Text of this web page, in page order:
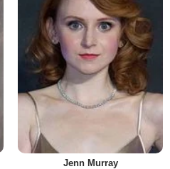
Jenn Murray